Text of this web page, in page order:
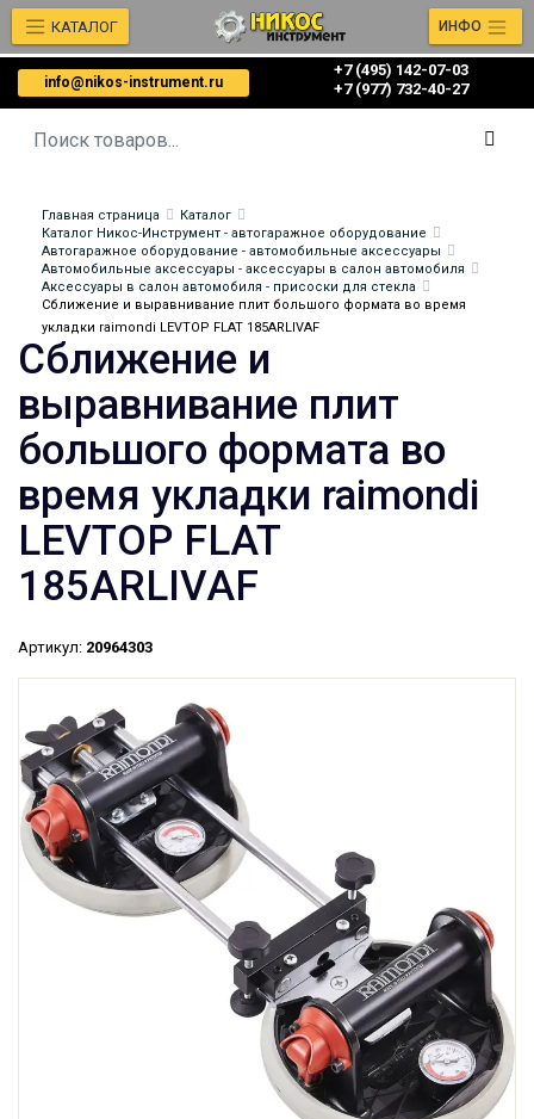
info@nikos-instrument.ru
+7 (495) 142-07-03
‎‎+7 (977) 732-40-27
КАТАЛОГ ИНФО
Главная страница
Каталог
Каталог Никос-Инструмент - автогаражное оборудование
Автогаражное оборудование - автомобильные аксессуары
Автомобильные аксессуары - аксессуары в салон автомобиля
Аксессуары в салон автомобиля - присоски для стекла
Сближение и выравнивание плит большого формата во время
укладки raimondi LEVTOP FLAT 185ARLIVAF
Сближение и
выравнивание плит
большого формата во
время укладки raimondi
LEVTOP FLAT
185ARLIVAF
Артикул: 20964303